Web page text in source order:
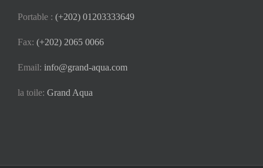
Portable : (+202) 01203333649
Fax: (+202) 2065 0066
Email: info@grand-aqua.com
la toile: Grand Aqua